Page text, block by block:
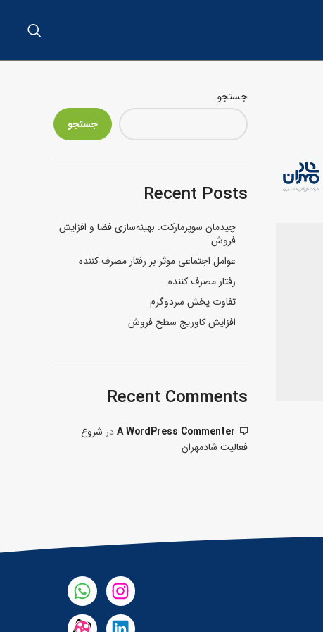
جستجو
جستجو
Recent Posts
چیدمان سوپرمارکت: بهینه‌سازی فضا و افزایش
فروش
عوامل اجتماعی موثر بر رفتار مصرف کننده
رفتار مصرف کننده
تفاوت پخش سردوگرم
افزایش کاوریج سطح فروش
Recent Comments
A WordPress Commenterدر شروع
فعالیت شادمهران